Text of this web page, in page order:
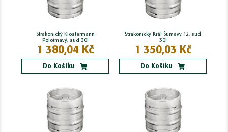
Strakonický Klostermann
Polotmavý, sud 30l
1 380,04 Kč
Do Košíku
Strakonický Král Šumavy 12, sud
30l
1 350,03 Kč
Do Košíku